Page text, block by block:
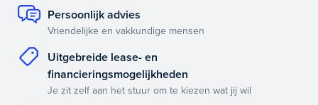
Persoonlijk advies
Vriendelijke en vakkundige mensen
Uitgebreide lease- en
financieringsmogelijkheden
Je zit zelf aan het stuur om te kiezen wat jij wil